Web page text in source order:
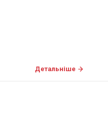
Детальніше